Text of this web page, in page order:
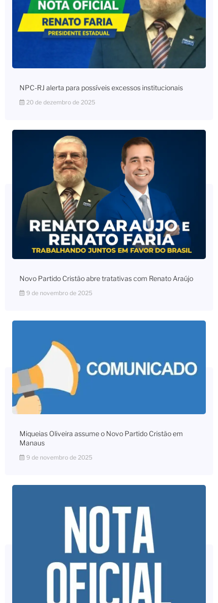
NPC-RJ alerta para possíveis excessos institucionais
20 de dezembro de 2025
Novo Partido Cristão abre tratativas com Renato Araújo
9 de novembro de 2025
Miqueias Oliveira assume o Novo Partido Cristão em
Manaus
9 de novembro de 2025